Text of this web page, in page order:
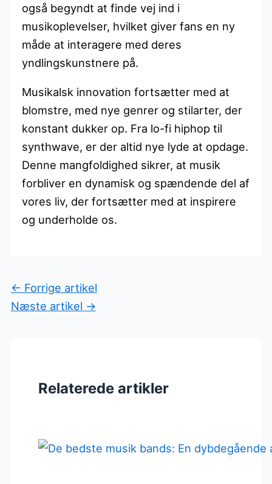
også begyndt at finde vej ind i
musikoplevelser, hvilket giver fans en ny
måde at interagere med deres
yndlingskunstnere på.
Musikalsk innovation fortsætter med at
blomstre, med nye genrer og stilarter, der
konstant dukker op. Fra lo-fi hiphop til
synthwave, er der altid nye lyde at opdage.
Denne mangfoldighed sikrer, at musik
forbliver en dynamisk og spændende del af
vores liv, der fortsætter med at inspirere
og underholde os.
← Forrige artikel
Næste artikel →
Relaterede artikler